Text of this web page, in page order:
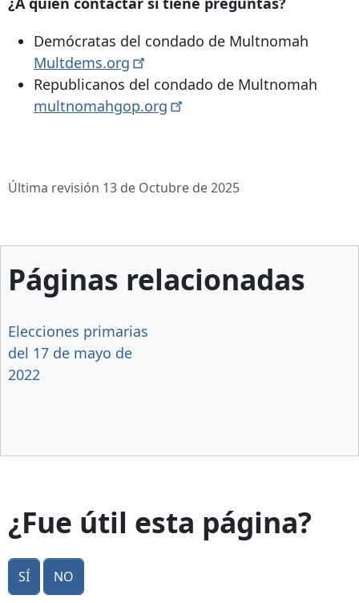
Demócratas del condado de Multnomah
Multdems.org
Republicanos del condado de Multnomah
multnomahgop.org
Última revisión 13 de Octubre de 2025
Páginas relacionadas
Elecciones primarias
del 17 de mayo de
2022
¿Fue útil esta página?
Sí No